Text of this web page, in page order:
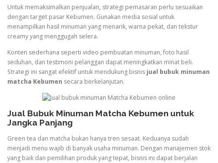
Untuk memaksimalkan penjualan, strategi pemasaran perlu sesuaikan
dengan target pasar Kebumen. Gunakan media sosial untuk
menampilkan hasil minuman yang menarik, warna pekat, dan tekstur
creamy yang menggugah selera.
Konten sederhana seperti video pembuatan minuman, foto hasil
seduhan, dan testimoni pelanggan dapat meningkatkan minat beli.
Strategi ini sangat efektif untuk mendukung bisnis jual bubuk minuman
matcha Kebumen secara berkelanjutan.
Jual Bubuk Minuman Matcha Kebumen untuk
Jangka Panjang
Green tea dan matcha bukan hanya tren sesaat. Keduanya sudah
menjadi menu wajib di banyak usaha minuman. Dengan manajemen stok
yang baik dan pemilihan produk yang tepat, bisnis ini dapat berjalan